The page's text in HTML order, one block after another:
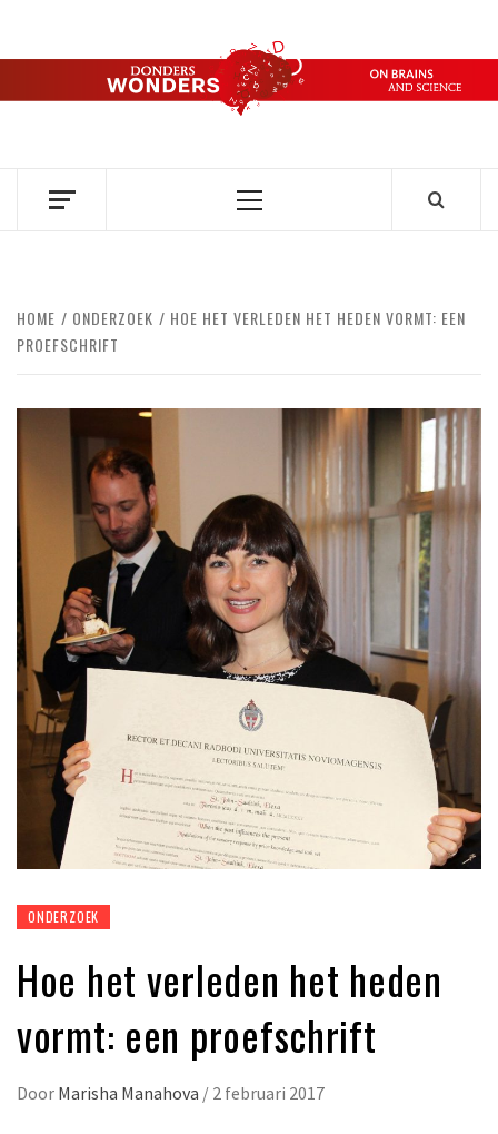
de
DONDERS
OVER HERSENEN EN WETENSCHAP // ON BRAINS AND
Primair
HOME ONDERZOEK
HOE HET VERLEDEN HET HEDEN VORMT: EEN
PROEFSCHRIFT
ONDERZOEK
Hoe het verleden het heden
vormt: een proefschrift
Door Marisha Manahova / 2 februari 2017